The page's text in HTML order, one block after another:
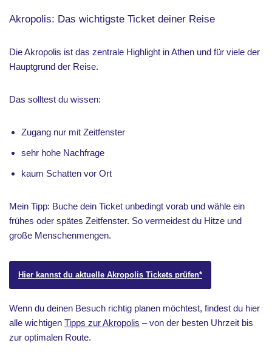
Akropolis: Das wichtigste Ticket deiner Reise
Die Akropolis ist das zentrale Highlight in Athen und für viele der
Hauptgrund der Reise.
Das solltest du wissen:
Zugang nur mit Zeitfenster
sehr hohe Nachfrage
kaum Schatten vor Ort
Mein Tipp: Buche dein Ticket unbedingt vorab und wähle ein
frühes oder spätes Zeitfenster. So vermeidest du Hitze und
große Menschenmengen.
Hier kannst du aktuelle Akropolis Tickets prüfen*
Wenn du deinen Besuch richtig planen möchtest, findest du hier
alle wichtigen Tipps zur Akropolis – von der besten Uhrzeit bis
zur optimalen Route.